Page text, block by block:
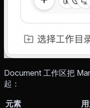
Document 工作区把
起：
元素